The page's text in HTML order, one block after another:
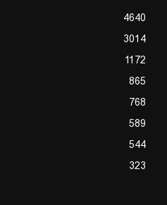
4640
3014
1172
865
768
589
544
323